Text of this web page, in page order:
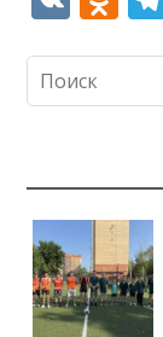
o
as
s
ni
ki